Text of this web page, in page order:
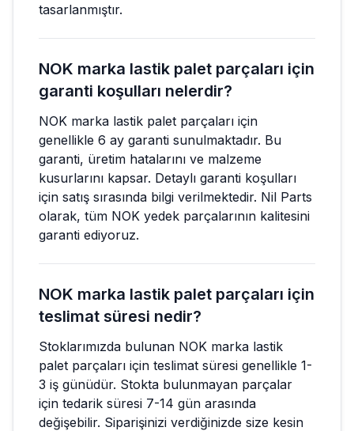
tasarlanmıştır.
NOK marka lastik palet parçaları için
garanti koşulları nelerdir?
NOK marka lastik palet parçaları için
genellikle 6 ay garanti sunulmaktadır. Bu
garanti, üretim hatalarını ve malzeme
kusurlarını kapsar. Detaylı garanti koşulları
için satış sırasında bilgi verilmektedir. Nil Parts
olarak, tüm NOK yedek parçalarının kalitesini
garanti ediyoruz.
NOK marka lastik palet parçaları için
teslimat süresi nedir?
Stoklarımızda bulunan NOK marka lastik
palet parçaları için teslimat süresi genellikle 1-
3 iş günüdür. Stokta bulunmayan parçalar
için tedarik süresi 7-14 gün arasında
değişebilir. Siparişinizi verdiğinizde size kesin